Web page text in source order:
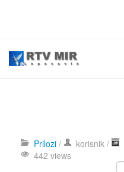
Prilozi/ korisnik /
442 views